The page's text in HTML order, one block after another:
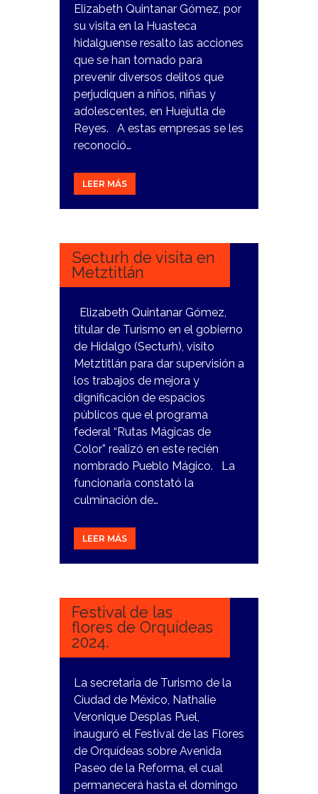
Elizabeth Quintanar Gómez, por
su visita en la Huasteca
hidalguense resalto las acciones
que se han tomado para
prevenir diversos delitos que
perjudiquen a niños, niñas y
adolescentes, en Huejutla de
Reyes. A estas empresas se les
reconoció…
LEER MÁS
8
Secturh de visita en
Metztitlán
Elizabeth Quintanar Gómez,
titular de Turismo en el gobierno
de Hidalgo (Secturh), visito
Metztitlán para dar supervisión a
los trabajos de mejora y
dignificación de espacios
públicos que el programa
federal “Rutas Mágicas de
Color” realizó en este recién
nombrado Pueblo Mágico. La
funcionaria constató la
culminación de…
LEER MÁS
7
Festival de las
flores de Orquídeas
2024.
La secretaria de Turismo de la
Ciudad de México, Nathalie
Veronique Desplas Puel,
inauguró el Festival de las Flores
de Orquídeas sobre Avenida
Paseo de la Reforma, el cual
permanecerá hasta el domingo